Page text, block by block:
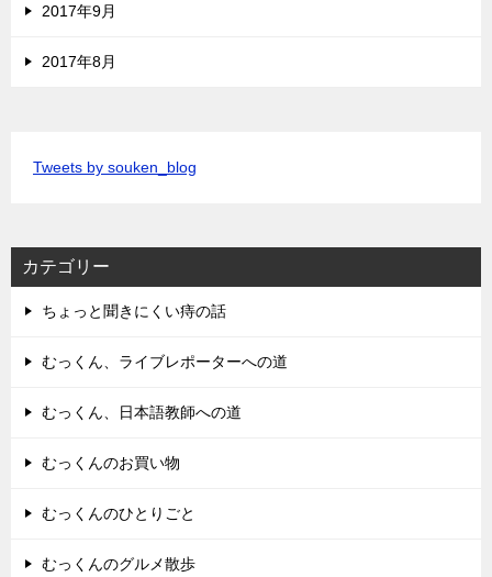
2017年9月
2017年8月
Tweets by souken_blog
カテゴリー
ちょっと聞きにくい痔の話
むっくん、ライブレポーターへの道
むっくん、日本語教師への道
むっくんのお買い物
むっくんのひとりごと
むっくんのグルメ散歩